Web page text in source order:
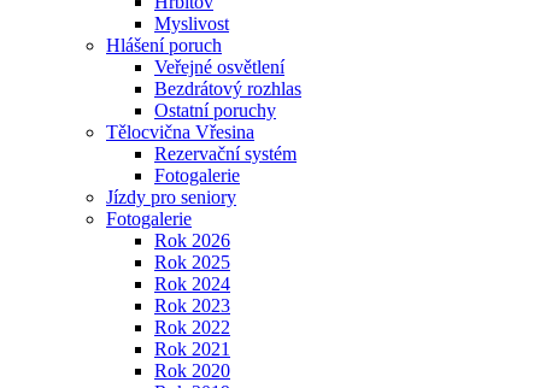
Myslivost
Hlášení poruch
Veřejné osvětlení
Bezdrátový rozhlas
Ostatní poruchy
Tělocvična Vřesina
Rezervační systém
Fotogalerie
Jízdy pro seniory
Fotogalerie
Rok 2026
Rok 2025
Rok 2024
Rok 2023
Rok 2022
Rok 2021
Rok 2020